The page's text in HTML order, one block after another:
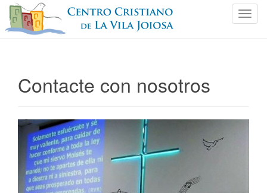
C
Contacte con nosotros